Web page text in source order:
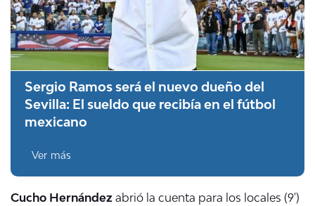
Sergio Ramos será el nuevo dueño del
Sevilla: El sueldo que recibía en el fútbol
mexicano
Ver más
Cucho Hernández abrió la cuenta para los locales (9')